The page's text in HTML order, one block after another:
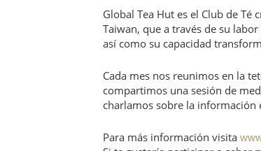
Global Tea Hut es el Club de Té
Taiwan, que a través de su
así como su capacidad
Cada mes nos reunimos en la
compartimos una sesión de
charlamos sobre la información
Para más información visita